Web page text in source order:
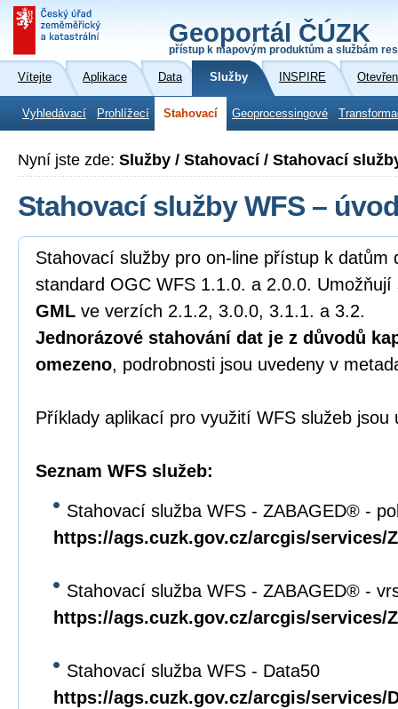
Geoportál ČÚZK
přístup k mapovým produktům a službám
Vítejte Aplikace Data Služby INSPIRE
Vyhledávací Prohlížecí Stahovací Geoprocessingové
Nyní jste zde: Služby / Stahovací / Stahovací
Stahovací služby WFS –
Stahovací služby pro on-line přístup k datům
standard OGC WFS 1.1.0. a 2.0.0.
GML ve verzích 2.1.2, 3.0.0, 3.1.1. a 3.2.
Jednorázové stahování dat je z důvodů
omezeno, podrobnosti jsou uvedeny v
Příklady aplikací pro využití WFS služeb jsou
Seznam WFS služeb:
Stahovací služba WFS - ZABAGED® -
https://ags.cuzk.gov.cz/arcgis/services/
Stahovací služba WFS - ZABAGED® -
https://ags.cuzk.gov.cz/arcgis/services/
Stahovací služba WFS - Data50
https://ags.cuzk.gov.cz/arcgis/services/